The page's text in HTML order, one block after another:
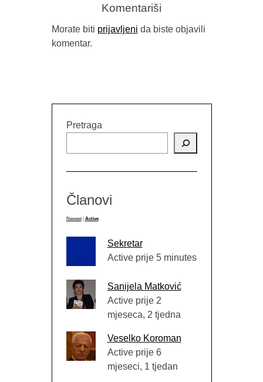
Komentariši
Morate biti prijavljeni da biste objavili
komentar.
Pretraga
Članovi
Newest Active
Sekretar
Active prije 5 minutes
Sanijela Matković
Active prije 2
mjeseca, 2 tjedna
Veselko Koroman
Active prije 6
mjeseci, 1 tjedan